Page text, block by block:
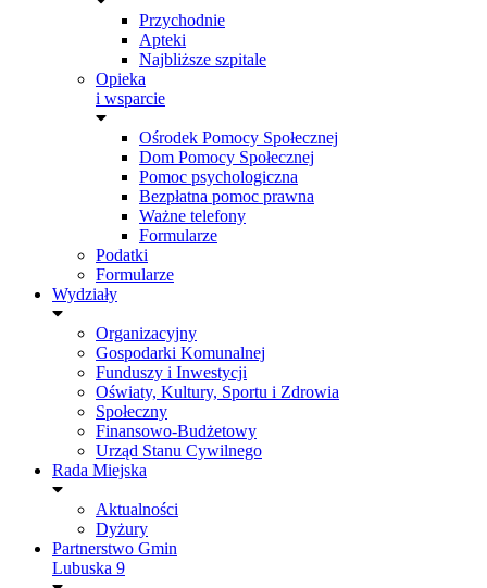
Przychodnie
Apteki
Najbliższe szpitale
Opieka
i wsparcie
Ośrodek Pomocy Społecznej
Dom Pomocy Społecznej
Pomoc psychologiczna
Bezpłatna pomoc prawna
Ważne telefony
Formularze
Podatki
Formularze
Wydziały
Organizacyjny
Gospodarki Komunalnej
Funduszy i Inwestycji
Oświaty, Kultury, Sportu i Zdrowia
Społeczny
Finansowo-Budżetowy
Urząd Stanu Cywilnego
Rada Miejska
Aktualności
Dyżury
Partnerstwo Gmin
Lubuska 9